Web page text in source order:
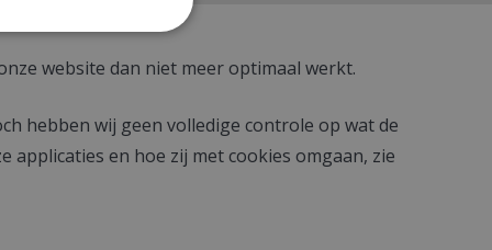
website dan niet meer optimaal werkt.
hebben wij geen volledige controle op wat de
applicaties en hoe zij met cookies omgaan, zie